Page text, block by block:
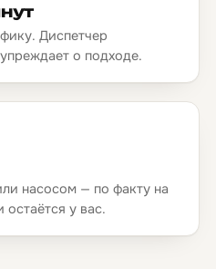
Диспетчер
о подходе.
насосом — по факту на
у вас.